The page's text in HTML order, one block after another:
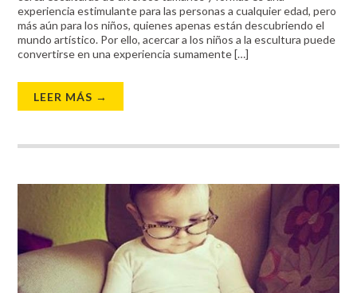
experiencia estimulante para las personas a cualquier edad, pero
más aún para los niños, quienes apenas están descubriendo el
mundo artístico. Por ello, acercar a los niños a la escultura puede
convertirse en una experiencia sumamente […]
LEER MÁS →